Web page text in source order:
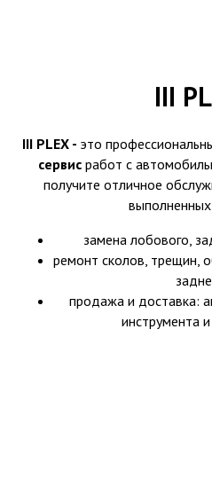
III
III PLEX - это
сервис работ с
получите отличное
замена лобового,
ремонт сколов, трещин,
продажа и доставка:
инструмента